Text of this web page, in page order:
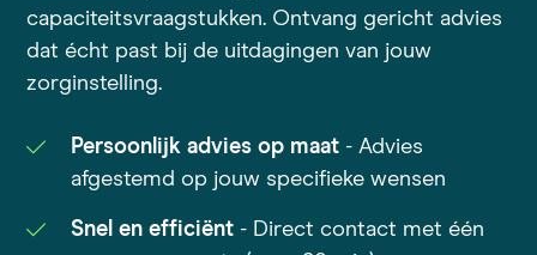
capaciteitsvraagstukken. Ontvang gericht advies
dat écht past bij de uitdagingen van jouw
zorginstelling.
Persoonlijk advies op maat- Advies
afgestemd op jouw specifieke wensen
Snel en efficiënt- Direct contact met één